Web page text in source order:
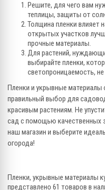
Решите, для чего вам
теплицы, защиты от
Толщина пленки влияет
открытых участков
прочные материалы.
Для растений,
выбирайте пленки,
светопроницаемость,
Пленки и укрывные материалы
правильный выбор для
красивым растениям. Не
сад с помощью качественных
наш магазин и выберите
огорода!
Пленки, укрывные материалы
представлено 61 товаров в